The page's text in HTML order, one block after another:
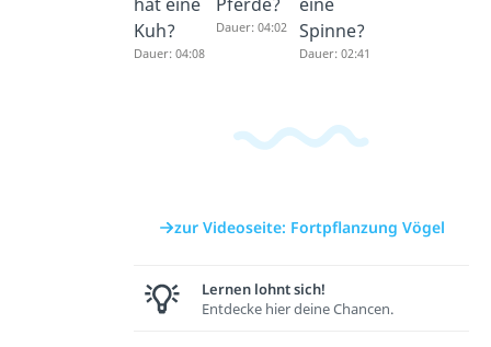
Kuh?
Dauer: 04:08
Dauer: 04:02
Spinne?
Dauer: 02:41
zur Videoseite: Fortpflanzung Vögel
Lernen lohnt sich!
Entdecke hier deine Chancen.